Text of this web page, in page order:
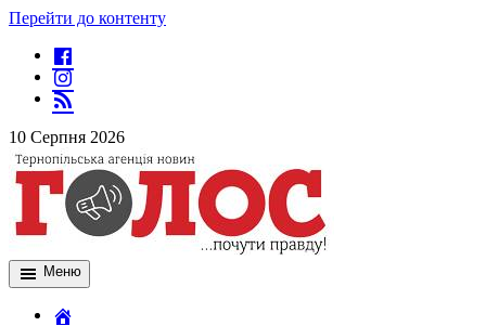
Перейти до контенту
10 Серпня 2026
Меню